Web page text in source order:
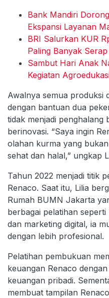
Bank Mandiri
Ekspansi Layanan
BRI Salurkan KUR
Paling Banyak
Sambut Hari Anak
Kegiatan
Awalnya semua produksi
dengan bantuan dua
tidak menjadi penghalang
berinovasi. “Saya ingin
olahan kurma yang
sehat dan halal,” ungkap
Tahun 2022 menjadi titik
Renaco. Saat itu, Lilia
Rumah BUMN Jakarta
berbagai pelatihan
dan marketing digital, ia
dengan lebih profesional.
Pelatihan pembukuan
keuangan Renaco
keuangan pribadi.
membuat tampilan